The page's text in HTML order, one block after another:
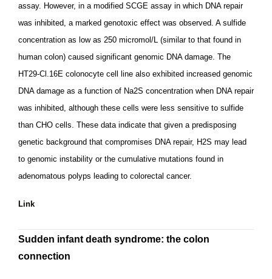
assay. However, in a modified SCGE assay in which DNA repair
was inhibited, a marked genotoxic effect was observed. A sulfide
concentration as low as 250 micromol/L (similar to that found in
human colon) caused significant genomic DNA damage. The
HT29-Cl.16E colonocyte cell line also exhibited increased genomic
DNA damage as a function of Na2S concentration when DNA repair
was inhibited, although these cells were less sensitive to sulfide
than CHO cells. These data indicate that given a predisposing
genetic background that compromises DNA repair, H2S may lead
to genomic instability or the cumulative mutations found in
adenomatous polyps leading to colorectal cancer.
Link
Sudden infant death syndrome: the colon
connection